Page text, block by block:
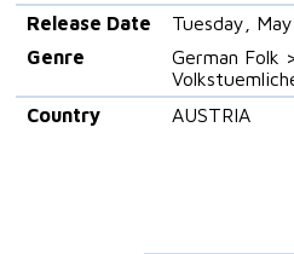
Release Date
Tuesday,
Genre
German Folk
Country
AUSTRIA